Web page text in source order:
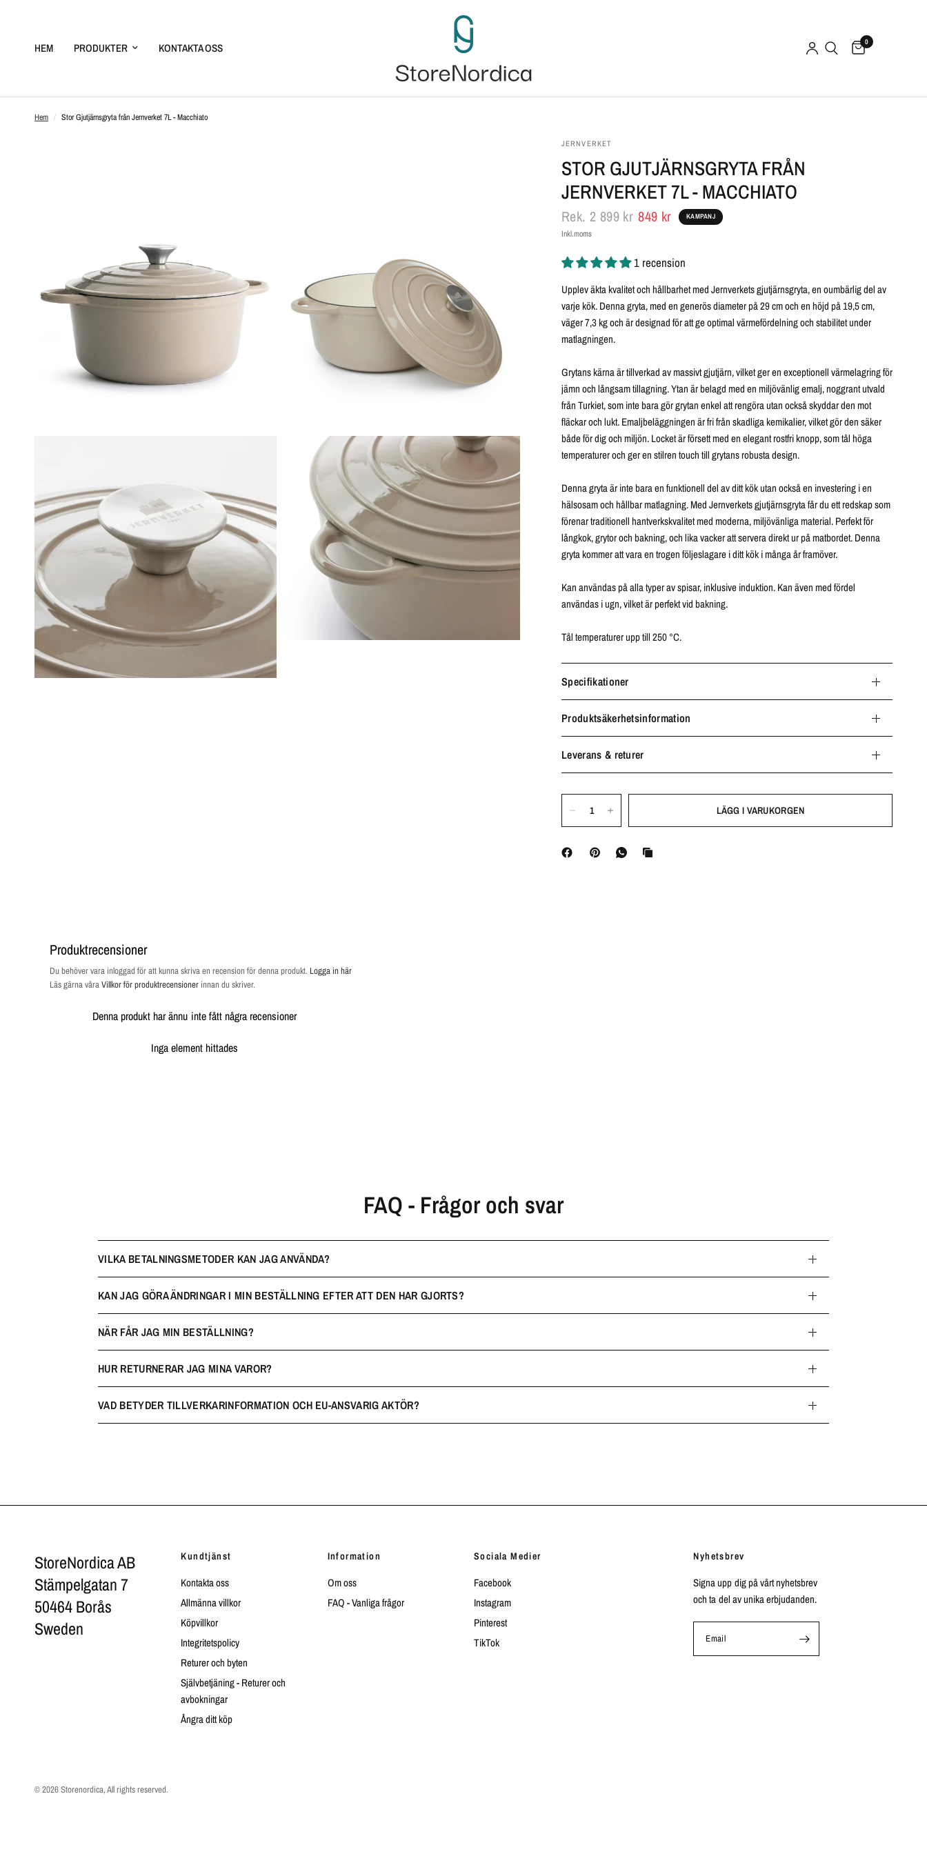
HEM PRODUKTER KONTAKTA OSS 0
Hem / Stor Gjutjärnsgryta från Jernverket 7L - Macchiato
JERNVERKET
STOR GJUTJÄRNSGRYTA FRÅN
JERNVERKET 7L - MACCHIATO
Rek. 2 899 kr 849 kr KAMPANJ
Inkl.moms
1 recension
Upplev äkta kvalitet och hållbarhet med Jernverkets gjutjärnsgryta, en oumbärlig del av
varje kök. Denna gryta, med en generös diameter på 29 cm och en höjd på 19,5 cm,
väger 7,3 kg och är designad för att ge optimal värmefördelning och stabilitet under
matlagningen.
Grytans kärna är tillverkad av massivt gjutjärn, vilket ger en exceptionell värmelagring för
jämn och långsam tillagning. Ytan är belagd med en miljövänlig emalj, noggrant utvald
från Turkiet, som inte bara gör grytan enkel att rengöra utan också skyddar den mot
fläckar och lukt. Emaljbeläggningen är fri från skadliga kemikalier, vilket gör den säker
både för dig och miljön. Locket är försett med en elegant rostfri knopp, som tål höga
temperaturer och ger en stilren touch till grytans robusta design.
Denna gryta är inte bara en funktionell del av ditt kök utan också en investering i en
hälsosam och hållbar matlagning. Med Jernverkets gjutjärnsgryta får du ett redskap som
förenar traditionell hantverkskvalitet med moderna, miljövänliga material. Perfekt för
långkok, grytor och bakning, och lika vacker att servera direkt ur på matbordet. Denna
gryta kommer att vara en trogen följeslagare i ditt kök i många år framöver.
Kan användas på alla typer av spisar, inklusive induktion. Kan även med fördel
användas i ugn, vilket är perfekt vid bakning.
Tål temperaturer upp till 250 °C.
Specifikationer
Produktsäkerhetsinformation
Leverans & returer
LÄGG I VARUKORGEN
Produktrecensioner
Du behöver vara inloggad för att kunna skriva en recension för denna produkt. Logga in här
Läs gärna våraVillkor för produktrecensioner innan du skriver.
Denna produkt har ännu inte fått några recensioner
Inga element hittades
FAQ - Frågor och svar
VILKA BETALNINGSMETODER KAN JAG ANVÄNDA?
KAN JAG GÖRA ÄNDRINGAR I MIN BESTÄLLNING EFTER ATT DEN HAR GJORTS?
NÄR FÅR JAG MIN BESTÄLLNING?
HUR RETURNERAR JAG MINA VAROR?
VAD BETYDER TILLVERKARINFORMATION OCH EU-ANSVARIG AKTÖR?
StoreNordica AB
Stämpelgatan 7
50464 Borås
Sweden
Kundtjänst
Kontakta oss
Allmänna villkor
Köpvillkor
Integritetspolicy
Returer och byten
Självbetjäning - Returer och
avbokningar
Ångra ditt köp
Information
Om oss
FAQ - Vanliga frågor
Sociala Medier
Facebook
Instagram
Pinterest
TikTok
Nyhetsbrev
Signa upp dig på vårt nyhetsbrev
och ta del av unika erbjudanden.
Email
© 2026 Storenordica, All rights reserved.